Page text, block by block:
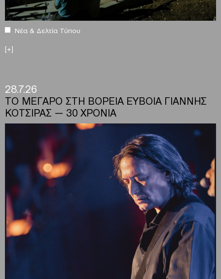
Νέα & Δελτία Τύπου
[+]
28.7.26
ΤΟ ΜΕΓΑΡΟ ΣΤΗ ΒΟΡΕΙΑ ΕΥΒΟΙΑ ΓΙΑΝΝΗΣ
ΚΟΤΣΙΡΑΣ — 30 ΧΡΟΝΙΑ